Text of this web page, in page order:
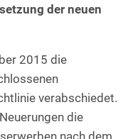
der neuen
2015 die
verabschiedet.
die